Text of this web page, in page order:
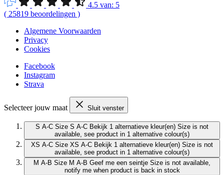
4.5 van: 5
( 25819 beoordelingen )
Algemene Voorwaarden
Privacy
Cookies
Facebook
Instagram
Strava
Selecteer jouw maat Sluit venster
S A-C Size S A-C Bekijk 1 alternatieve kleur(en) Size is not
available, see product in 1 alternative colour(s)
XS A-C Size XS A-C Bekijk 1 alternatieve kleur(en) Size is not
available, see product in 1 alternative colour(s)
M A-B Size M A-B Geef me een seintje Size is not available,
notify me when product is back in stock